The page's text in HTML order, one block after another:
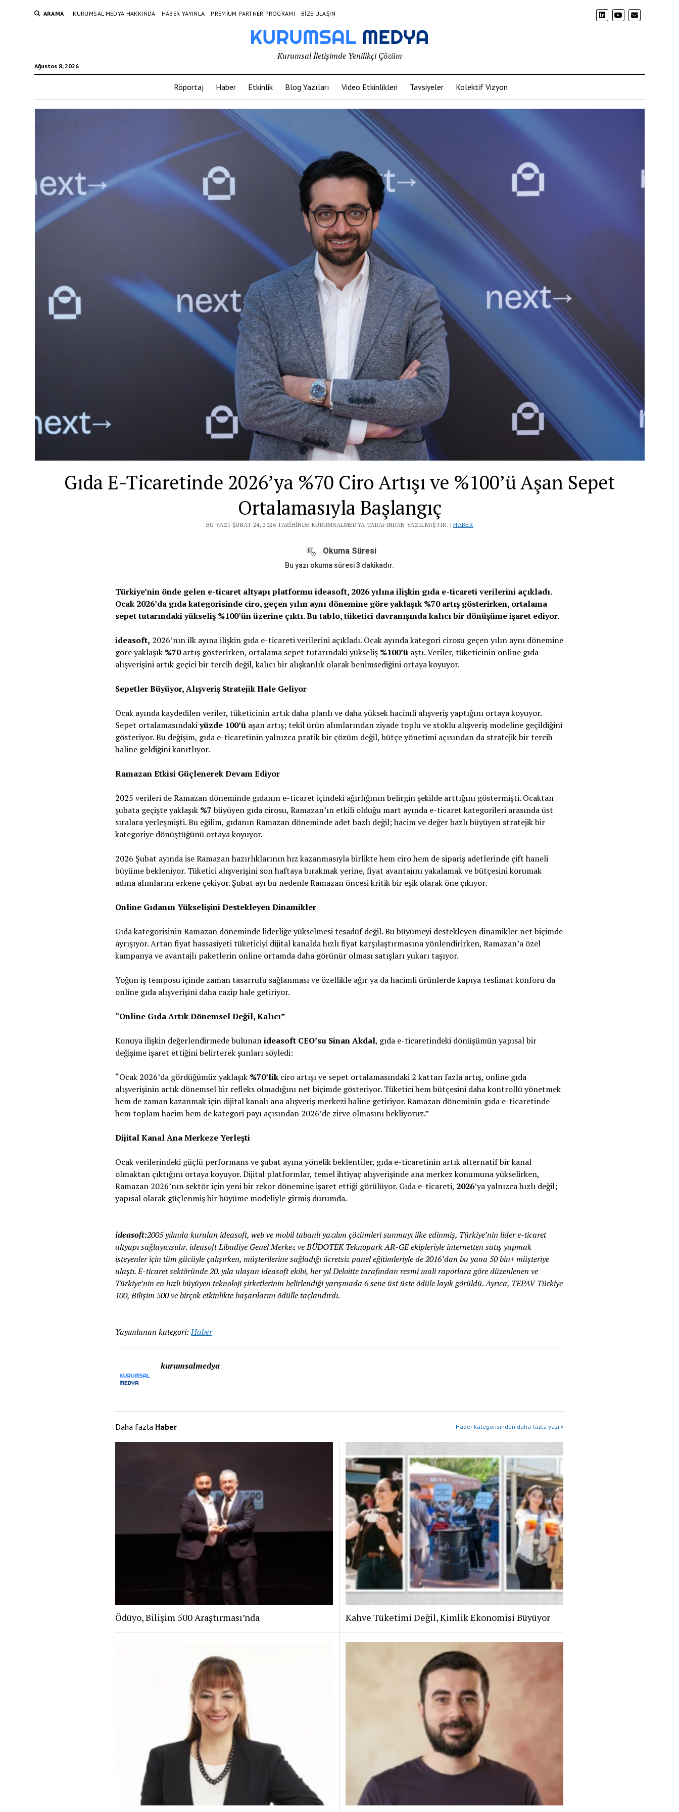
ARAMA KURUMSAL MEDYA HAKKINDA HABER YAYINLA PREMIUM PARTNER PROGRAMI BIZE ULAŞIN
Ağustos 8, 2026
Kurumsal İletişimde Yenilikçi Çözüm
Röportaj Haber Etkinlik Blog Yazıları Video Etkinlikleri Tavsiyeler Kolektif Vizyon
Gıda E-Ticaretinde 2026’ya %70 Ciro Artışı ve %100’ü Aşan Sepet
Ortalamasıyla Başlangıç
BU YAZI ŞUBAT 24, 2026 TARIHINDE KURUMSALMEDYA TARAFINDAN YAZILMIŞTIR. |HABER
Okuma Süresi
Bu yazı okuma süresi3 dakikadır.
Türkiye’nin önde gelen e-ticaret altyapı platformu ideasoft, 2026 yılına ilişkin gıda e-ticareti verilerini açıkladı.
Ocak 2026’da gıda kategorisinde ciro, geçen yılın aynı dönemine göre yaklaşık %70 artış gösterirken, ortalama
sepet tutarındaki yükseliş %100’ün üzerine çıktı. Bu tablo, tüketici davranışında kalıcı bir dönüşüme işaret ediyor.
ideasoft, 2026’nın ilk ayına ilişkin gıda e-ticareti verilerini açıkladı. Ocak ayında kategori cirosu geçen yılın aynı dönemine
göre yaklaşık %70artış gösterirken, ortalama sepet tutarındaki yükseliş %100’ü aştı. Veriler, tüketicinin online gıda
alışverişini artık geçici bir tercih değil, kalıcı bir alışkanlık olarak benimsediğini ortaya koyuyor.
Sepetler Büyüyor, Alışveriş Stratejik Hale Geliyor
Ocak ayında kaydedilen veriler, tüketicinin artık daha planlı ve daha yüksek hacimli alışveriş yaptığını ortaya koyuyor.
Sepet ortalamasındakiyüzde 100’ü aşan artış; tekil ürün alımlarından ziyade toplu ve stoklu alışveriş modeline geçildiğini
gösteriyor. Bu değişim, gıda e-ticaretinin yalnızca pratik bir çözüm değil, bütçe yönetimi açısından da stratejik bir tercih
haline geldiğini kanıtlıyor.
Ramazan Etkisi Güçlenerek Devam Ediyor
2025 verileri de Ramazan döneminde gıdanın e-ticaret içindeki ağırlığının belirgin şekilde arttığını göstermişti. Ocaktan
şubata geçişte yaklaşık %7büyüyen gıda cirosu, Ramazan’ın etkili olduğu mart ayında e-ticaret kategorileri arasında üst
sıralara yerleşmişti. Bu eğilim, gıdanın Ramazan döneminde adet bazlı değil; hacim ve değer bazlı büyüyen stratejik bir
kategoriye dönüştüğünü ortaya koyuyor.
2026 Şubat ayında ise Ramazan hazırlıklarının hız kazanmasıyla birlikte hem ciro hem de sipariş adetlerinde çift haneli
büyüme bekleniyor. Tüketici alışverişini son haftaya bırakmak yerine, fiyat avantajını yakalamak ve bütçesini korumak
adına alımlarını erkene çekiyor. Şubat ayı bu nedenle Ramazan öncesi kritik bir eşik olarak öne çıkıyor.
Online Gıdanın Yükselişini Destekleyen Dinamikler
Gıda kategorisinin Ramazan döneminde liderliğe yükselmesi tesadüf değil. Bu büyümeyi destekleyen dinamikler net biçimde
ayrışıyor. Artan fiyat hassasiyeti tüketiciyi dijital kanalda hızlı fiyat karşılaştırmasına yönlendirirken, Ramazan’a özel
kampanya ve avantajlı paketlerin online ortamda daha görünür olması satışları yukarı taşıyor.
Yoğun iş temposu içinde zaman tasarrufu sağlanması ve özellikle ağır ya da hacimli ürünlerde kapıya teslimat konforu da
online gıda alışverişini daha cazip hale getiriyor.
“Online Gıda Artık Dönemsel Değil, Kalıcı”
Konuya ilişkin değerlendirmede bulunanideasoft CEO’su Sinan Akdal, gıda e-ticaretindeki dönüşümün yapısal bir
değişime işaret ettiğini belirterek şunları söyledi:
“Ocak 2026’da gördüğümüz yaklaşık %70’lik ciro artışı ve sepet ortalamasındaki 2 kattan fazla artış, online gıda
alışverişinin artık dönemsel bir refleks olmadığını net biçimde gösteriyor. Tüketici hem bütçesini daha kontrollü yönetmek
hem de zaman kazanmak için dijital kanalı ana alışveriş merkezi haline getiriyor. Ramazan döneminin gıda e-ticaretinde
hem toplam hacim hem de kategori payı açısından 2026’de zirve olmasını bekliyoruz.”
Dijital Kanal Ana Merkeze Yerleşti
Ocak verilerindeki güçlü performans ve şubat ayına yönelik beklentiler, gıda e-ticaretinin artık alternatif bir kanal
olmaktan çıktığını ortaya koyuyor. Dijital platformlar, temel ihtiyaç alışverişinde ana merkez konumuna yükselirken,
Ramazan 2026’nın sektör için yeni bir rekor dönemine işaret ettiği görülüyor. Gıda e-ticareti, 2026’ya yalnızca hızlı değil;
yapısal olarak güçlenmiş bir büyüme modeliyle girmiş durumda.
ideasoft:2005 yılında kurulan ideasoft, web ve mobil tabanlı yazılım çözümleri sunmayı ilke edinmiş, Türkiye’nin lider e-ticaret
altyapı sağlayıcısıdır. ideasoft Libadiye Genel Merkez ve BÜDOTEK Teknopark AR-GE ekipleriyle internetten satış yapmak
isteyenler için tüm gücüyle çalışırken, müşterilerine sağladığı ücretsiz panel eğitimleriyle de 2016’dan bu yana 50 bin+ müşteriye
ulaştı. E-ticaret sektöründe 20. yıla ulaşan ideasoft ekibi, her yıl Deloitte tarafından resmi mali raporlara göre düzenlenen ve
Türkiye’nin en hızlı büyüyen teknoloji şirketlerinin belirlendiği yarışmada 6 sene üst üste ödüle layık görüldü. Ayrıca, TEPAV Türkiye
100, Bilişim 500 ve birçok etkinlikte başarılarını ödülle taçlandırdı.
Yayımlanan kategori: Haber
kurumsalmedya
Daha fazla Haber Haber kategorisinden daha fazla yazı »
Ödüyo, Bilişim 500 Araştırması’nda Kahve Tüketimi Değil, Kimlik Ekonomisi Büyüyor